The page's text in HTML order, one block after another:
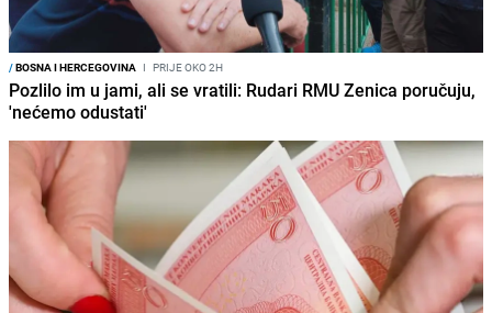
/BOSNA I HERCEGOVINA I PRIJE OKO 2H
Pozlilo im u jami, ali se vratili: Rudari RMU Zenica poručuju,
'nećemo odustati'